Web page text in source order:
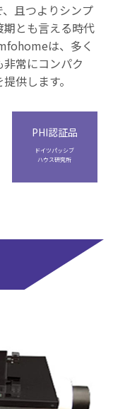
且つよりシンプ
とも言える時代
は、多く
常にコンパク
供します。
PHI認証品
ドイツパッシブ
ハウス研究所